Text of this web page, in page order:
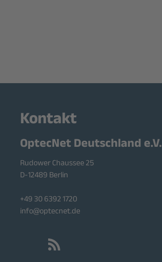
Kontakt
OptecNet Deutschland e.V.
Rudower Chaussee 25
D-12489 Berlin
+49 30 6392 1720
info@optecnet.de